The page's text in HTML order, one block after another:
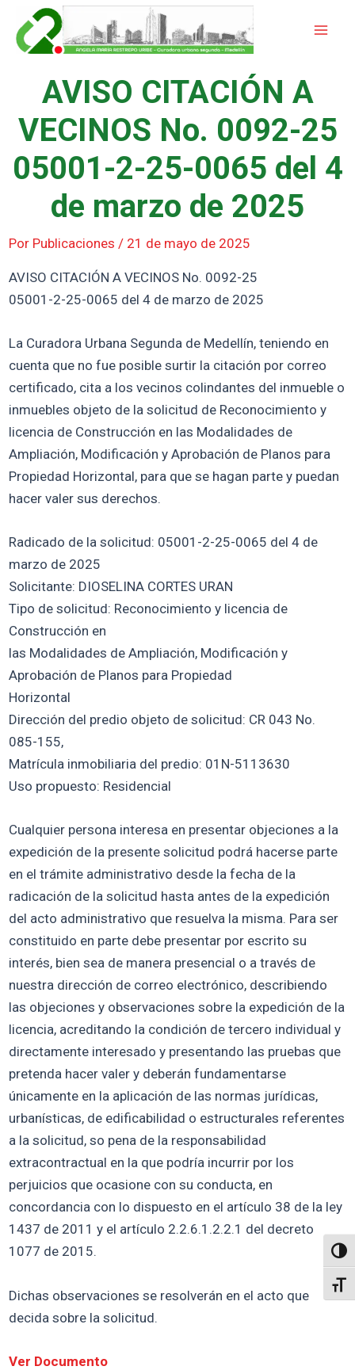
contenido
AVISO CITACIÓN A
VECINOS No. 0092-25
05001-2-25-0065 del 4
de marzo de 2025
Por Publicaciones / 21 de mayo de 2025
AVISO CITACIÓN A VECINOS No. 0092-25
05001-2-25-0065 del 4 de marzo de 2025
La Curadora Urbana Segunda de Medellín, teniendo en
cuenta que no fue posible surtir la citación por correo
certificado, cita a los vecinos colindantes del inmueble o
inmuebles objeto de la solicitud de Reconocimiento y
licencia de Construcción en las Modalidades de
Ampliación, Modificación y Aprobación de Planos para
Propiedad Horizontal, para que se hagan parte y puedan
hacer valer sus derechos.
Radicado de la solicitud: 05001-2-25-0065 del 4 de
marzo de 2025
Solicitante: DIOSELINA CORTES URAN
Tipo de solicitud: Reconocimiento y licencia de
Construcción en
las Modalidades de Ampliación, Modificación y
Aprobación de Planos para Propiedad
Horizontal
Dirección del predio objeto de solicitud: CR 043 No.
085-155,
Matrícula inmobiliaria del predio: 01N-5113630
Uso propuesto: Residencial
Cualquier persona interesa en presentar objeciones a la
expedición de la presente solicitud podrá hacerse parte
en el trámite administrativo desde la fecha de la
radicación de la solicitud hasta antes de la expedición
del acto administrativo que resuelva la misma. Para ser
constituido en parte debe presentar por escrito su
interés, bien sea de manera presencial o a través de
nuestra dirección de correo electrónico, describiendo
las objeciones y observaciones sobre la expedición de la
licencia, acreditando la condición de tercero individual y
directamente interesado y presentando las pruebas que
pretenda hacer valer y deberán fundamentarse
únicamente en la aplicación de las normas jurídicas,
urbanísticas, de edificabilidad o estructurales referentes
a la solicitud, so pena de la responsabilidad
extracontractual en la que podría incurrir por los
perjuicios que ocasione con su conducta, en
concordancia con lo dispuesto en el artículo 38 de la ley
1437 de 2011 y el artículo 2.2.6.1.2.2.1 del decreto
1077 de 2015.
Dichas observaciones se resolverán en el acto que
decida sobre la solicitud.
Ver Documento